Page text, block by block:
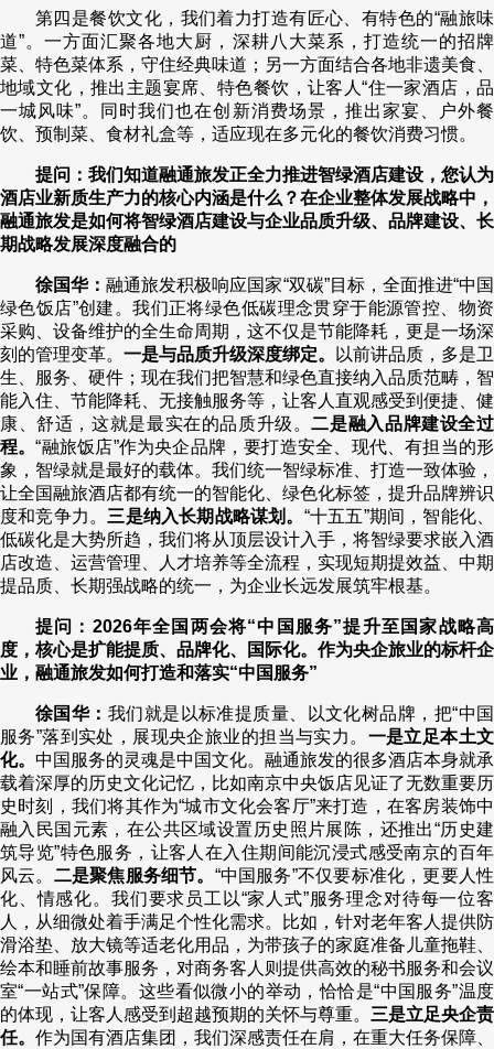
第四是餐饮文化，我们着力打造有匠心、有特色的“融旅味
道”。一方面汇聚各地大厨，深耕八大菜系，打造统一的招牌
菜、特色菜体系，守住经典味道；另一方面结合各地非遗美食、
地域文化，推出主题宴席、特色餐饮，让客人“住一家酒店，品
一城风味”。同时我们也在创新消费场景，推出家宴、户外餐
饮、预制菜、食材礼盒等，适应现在多元化的餐饮消费习惯。
提问：我们知道融通旅发正全力推进智绿酒店建设，您认为
酒店业新质生产力的核心内涵是什么？在企业整体发展战略中，
融通旅发是如何将智绿酒店建设与企业品质升级、品牌建设、长
期战略发展深度融合的
徐国华：融通旅发积极响应国家“双碳”目标，全面推进“中国
绿色饭店”创建。我们正将绿色低碳理念贯穿于能源管控、物资
采购、设备维护的全生命周期，这不仅是节能降耗，更是一场深
刻的管理变革。 一是与品质升级深度绑定。
以前讲品质，多是卫
生、服务、硬件；现在我们把智慧和绿色直接纳入品质范畴，智
能入住、节能降耗、无接触服务等，让客人直观感受到便捷、健
康、舒适，这就是最实在的品质升级。二是融入品牌建设全过
程。“融旅饭店”作为央企品牌，要打造安全、现代、有担当的形
象，智绿就是最好的载体。我们统一智绿标准、打造一致体验，
让全国融旅酒店都有统一的智能化、绿色化标签，提升品牌辨识
度和竞争力。 三是纳入长期战略谋划。 “十五五”期间，智能化、
低碳化是大势所趋，我们将从顶层设计入手，将智绿要求嵌入酒
店改造、运营管理、人才培养等全流程，实现短期提效益、中期
提品质、长期强战略的统一，为企业长远发展筑牢根基。
提问：2026年全国两会将“中国服务”提升至国家战略高
度，核心是扩能提质、品牌化、国际化。作为央企旅业的标杆企
业，融通旅发如何打造和落实“中国服务”
徐国华： 我们就是以标准提质量、以文化树品牌，把“中国
服务”落到实处，展现央企旅业的担当与实力。 一是立足本土文
化。 中国服务的灵魂是中国文化。融通旅发的很多酒店本身就承
载着深厚的历史文化记忆，比如南京中央饭店见证了无数重要历
史时刻，我们将其作为“城市文化会客厅”来打造，在客房装饰中
融入民国元素，在公共区域设置历史照片展陈，还推出“历史建
筑导览”特色服务，让客人在入住期间能沉浸式感受南京的百年
风云。 二是聚焦服务细节。 “中国服务”不仅要标准化，更要人性
化、情感化。我们要求员工以“家人式”服务理念对待每一位客
人，从细微处着手满足个性化需求。比如，针对老年客人提供防
滑浴垫、放大镜等适老化用品，为带孩子的家庭准备儿童拖鞋、
绘本和睡前故事服务，对商务客人则提供高效的秘书服务和会议
室“一站式”保障。这些看似微小的举动，恰恰是“中国服务”温度
的体现，让客人感受到超越预期的关怀与尊重。 三是立足央企责
任。 作为国有酒店集团，我们深感责任在肩，在重大任务保障、